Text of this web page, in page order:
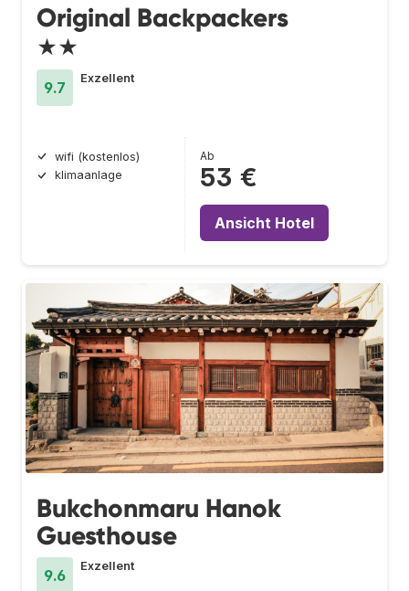
Original Backpackers
★★
9.7
Exzellent
wifi (kostenlos)
klimaanlage
Ab
53 €
Ansicht Hotel
Bukchonmaru Hanok
Guesthouse
9.6
Exzellent